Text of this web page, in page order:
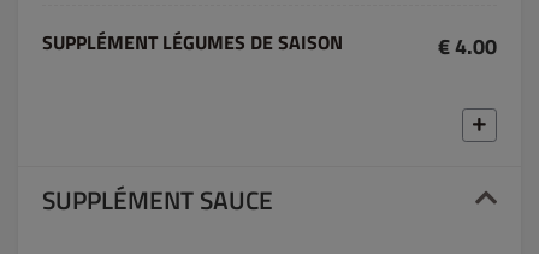
SUPPLÉMENT LÉGUMES DE SAISON € 4.00
SUPPLÉMENT SAUCE